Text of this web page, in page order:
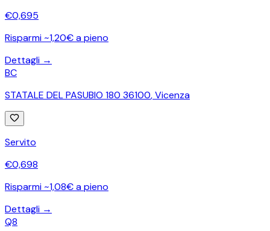
€0,695
Risparmi ~1,20€ a pieno
Dettagli →
BC
STATALE DEL PASUBIO 180 36100,Vicenza
Servito
€0,698
Risparmi ~1,08€ a pieno
Dettagli →
Q8